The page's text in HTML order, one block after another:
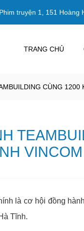
truyện 1, 151 Hoàng
TRANG CHỦ
CÙNG 1200
là cơ hội đồng
Tĩnh.